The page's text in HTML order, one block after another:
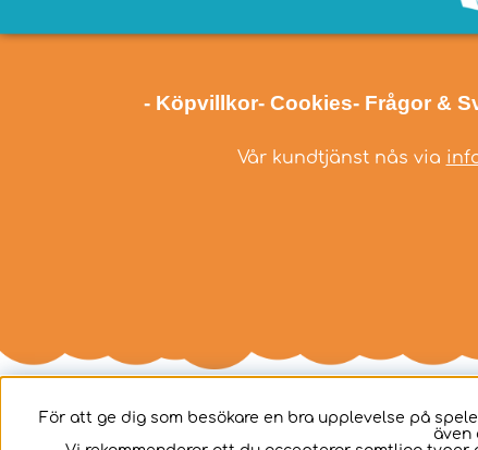
- Köpvillkor- Cookies- Frågor &
Vår kundtjänst nås via
För att ge dig som besökare en bra upplevelse på
även